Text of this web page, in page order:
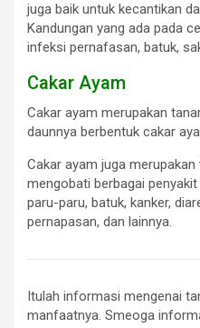
juga baik untuk kecantikan
Kandungan yang ada pada
infeksi pernafasan, batuk,
Cakar Ayam
Cakar ayam merupakan
daunnya berbentuk cakar
Cakar ayam juga
mengobati berbagai
paru-paru, batuk, kanker,
pernapasan, dan lainnya.
Itulah informasi mengenai
manfaatnya. Smeoga